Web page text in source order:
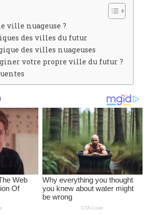
ville nuageuse ?
des villes du futur
des villes nuageuses
votre propre ville du futur ?